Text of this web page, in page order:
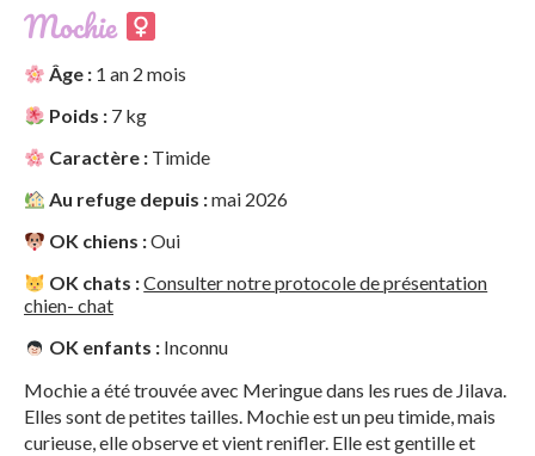
Mochie
Âge : 1 an 2 mois
Poids : 7 kg
Caractère : Timide
Au refuge depuis :mai 2026
OK chiens :Oui
OK chats :Consulter notre protocole de présentation
chien- chat
OK enfants : Inconnu
Mochie a été trouvée avec Meringue dans les rues de Jilava.
Elles sont de petites tailles. Mochie est un peu timide, mais
curieuse, elle observe et vient renifler. Elle est gentille et